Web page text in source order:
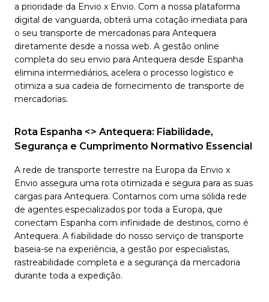
a prioridade da Envio x Envio. Com a nossa plataforma
digital de vanguarda, obterá uma cotação imediata para
o seu transporte de mercadorias para Antequera
diretamente desde a nossa web. A gestão online
completa do seu envio para Antequera desde Espanha
elimina intermediários, acelera o processo logístico e
otimiza a sua cadeia de fornecimento de transporte de
mercadorias.
Rota Espanha <> Antequera: Fiabilidade,
Segurança e Cumprimento Normativo Essencial
A rede de transporte terrestre na Europa da Envio x
Envio assegura uma rota otimizada e segura para as suas
cargas para Antequera. Contamos com uma sólida rede
de agentes especializados por toda a Europa, que
conectam Espanha com infinidade de destinos, como é
Antequera. A fiabilidade do nosso serviço de transporte
baseia-se na experiência, a gestão por especialistas,
rastreabilidade completa e a segurança da mercadoria
durante toda a expedição.